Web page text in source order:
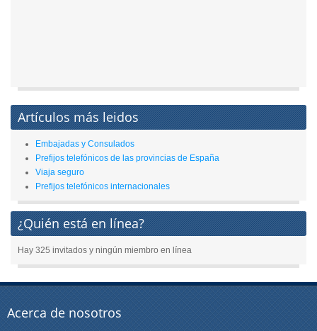
Artículos más leidos
Embajadas y Consulados
Prefijos telefónicos de las provincias de España
Viaja seguro
Prefijos telefónicos internacionales
¿Quién está en línea?
Hay 325 invitados y ningún miembro en línea
Acerca de nosotros